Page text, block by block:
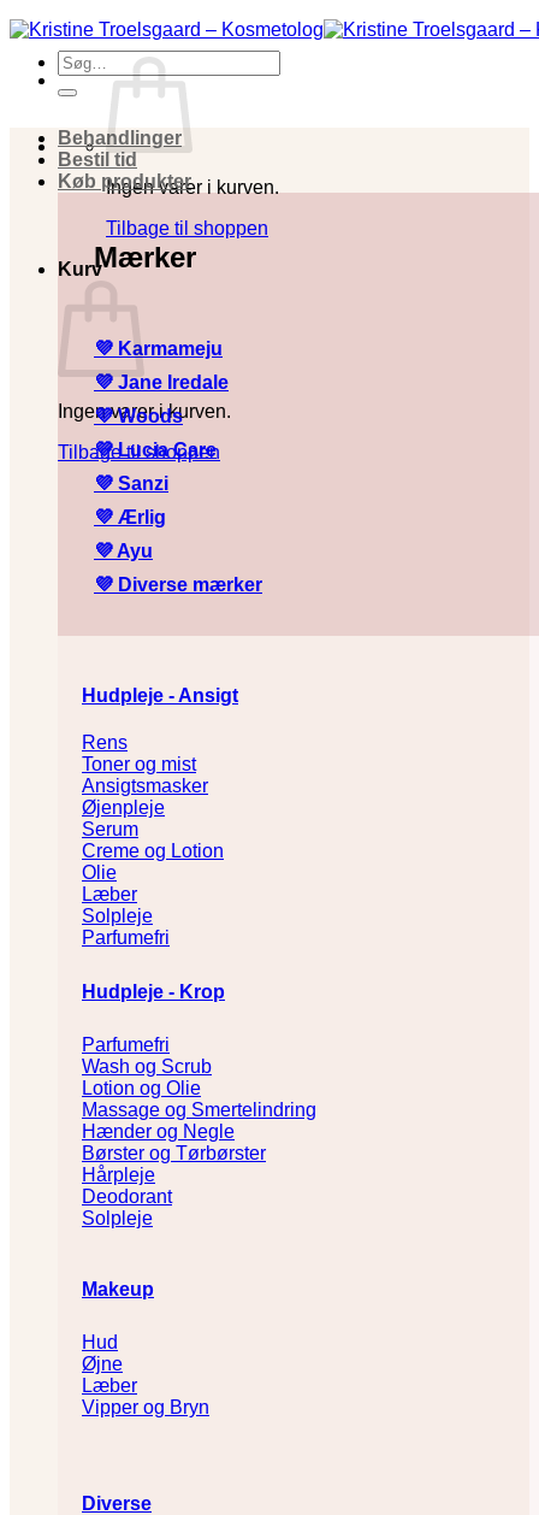
Fortsæt
til
indholdSøg
efter:
Ingen varer i kurven.
Tilbage til shoppen
Kurv
Ingen varer i kurven.
Tilbage til shoppen
Behandlinger
Bestil tid
Køb produkter
Mærker
💜 Karmameju
💜Jane Iredale
💜Woods
💜Lucia Care
💜 Sanzi
💜 Ærlig
💜 Ayu
💜 Diverse mærker
Hudpleje - Ansigt
Rens
Toner og mist
Ansigtsmasker
Øjenpleje
Serum
Creme og Lotion
Olie
Læber
Solpleje
Parfumefri
Hudpleje - Krop
Parfumefri
Wash og Scrub
Lotion og Olie
Massage og Smertelindring
Hænder og Negle
Børster og Tørbørster
Hårpleje
Deodorant
Solpleje
Makeup
Hud
Øjne
Læber
Vipper og Bryn
Diverse